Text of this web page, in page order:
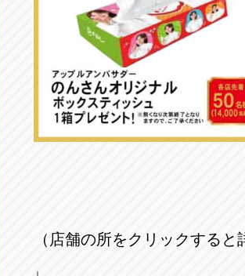
（店舗の所をクリックする